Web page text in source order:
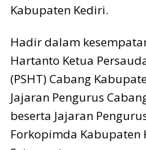
Kabupaten Kediri.
Hadir dalam
Hartanto Ketua
(PSHT) Cabang
Jajaran Pengurus
beserta Jajaran
Forkopimda Kabupaten